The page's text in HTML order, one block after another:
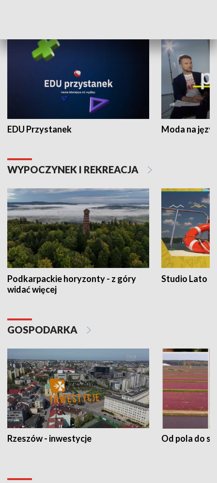
EDU Przystanek Moda na
WYPOCZYNEK I REKREACJA
Podkarpackie horyzonty - z góry
widać więcej
Studio Lato
GOSPODARKA
Rzeszów - inwestycje Od pola do